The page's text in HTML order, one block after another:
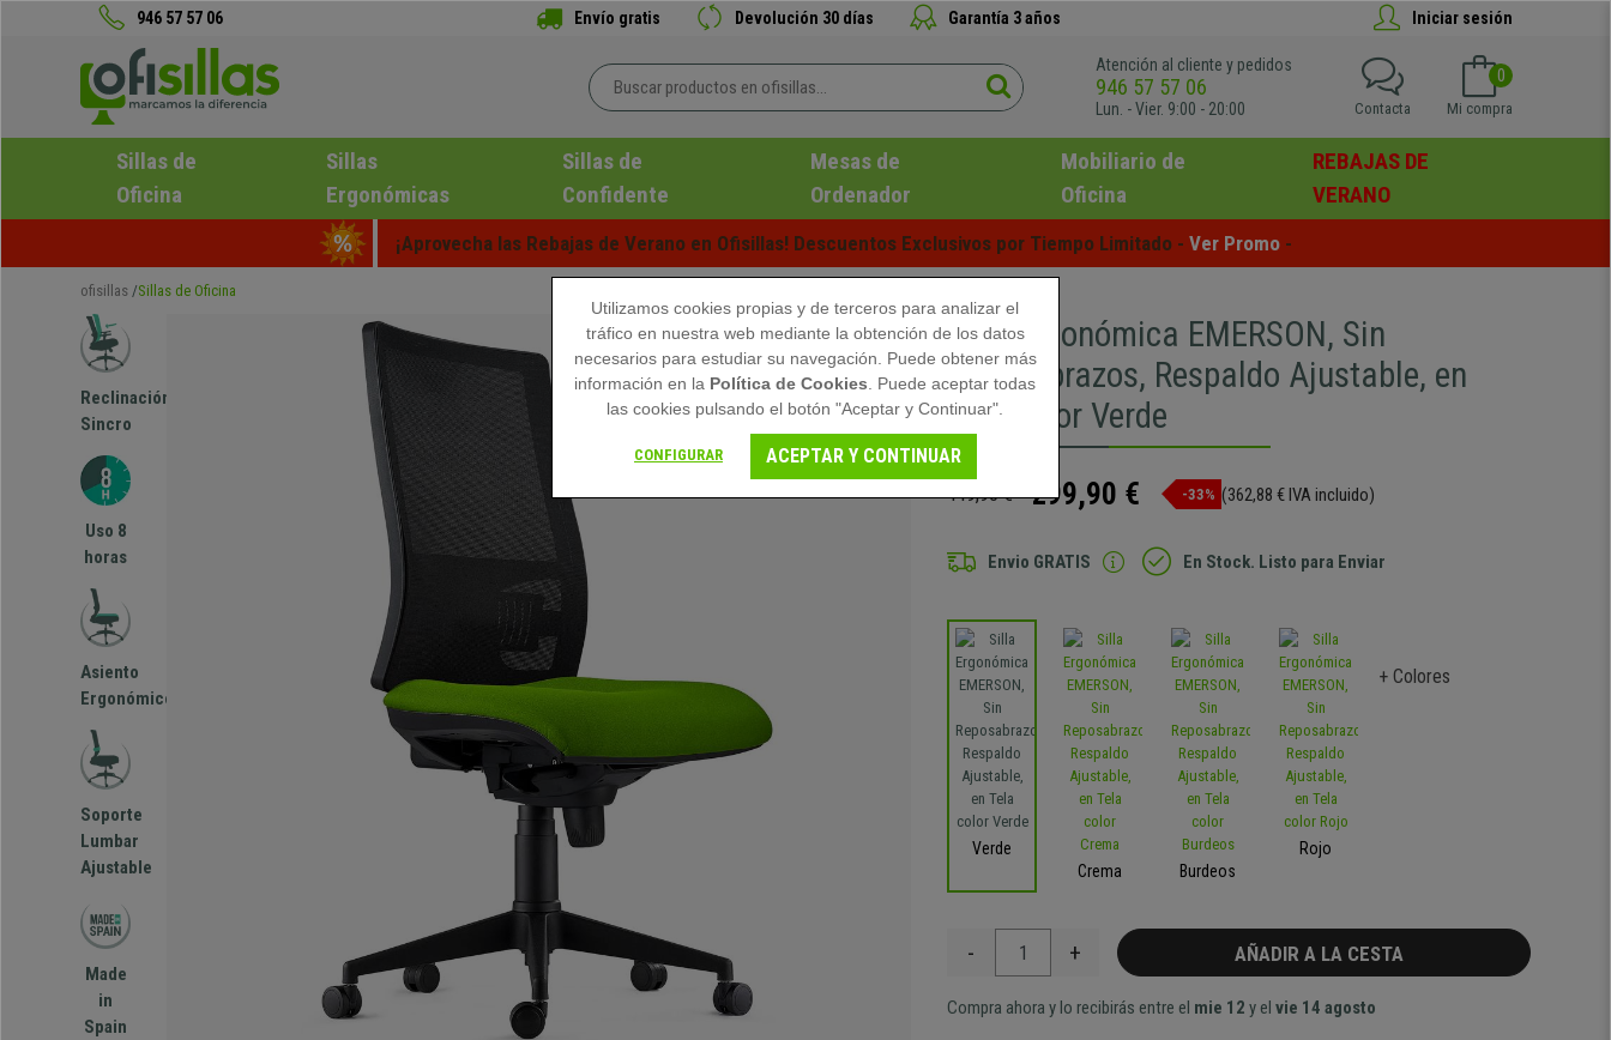
946 57 57 06 Envío gratis Devolución 30 días Garantía 3 años Iniciar sesión
Atención al cliente y pedidos
946 57 57 06
Lun. - Vier. 9:00 - 20:00
0
Mi compra
Contacta
Sillas de
Oficina
Sillas
Ergonómicas
Sillas de
Confidente
Mesas de
Ordenador
Mobiliario de
Oficina
REBAJAS DE
VERANO
¡Aprovecha las Rebajas de Verano en Ofisillas! Descuentos Exclusivos por Tiempo Limitado - Ver Promo -
ofisillas Sillas de Oficina
Reclinación
Sincro
Uso 8
horas
Asiento
Ergonómico
Soporte
Lumbar
Ajustable
Made
in
Spain
Silla Ergonómica EMERSON, Sin
Reposabrazos, Respaldo Ajustable, en
Tela color Verde
449,90 € 299,90 € -33% (362,88 € IVA incluido)
Envio GRATIS En Stock. Listo para Enviar
Verde
Crema
Burdeos
Rojo
+ Colores
- + AÑADIR A LA CESTA
Compra ahora y lo recibirás entre el mie 12 y elvie 14 agosto
Utilizamos cookies propias y de terceros para analizar el
tráfico en nuestra web mediante la obtención de los datos
necesarios para estudiar su navegación. Puede obtener más
información en la Política de Cookies . Puede aceptar todas
las cookies pulsando el botón "Aceptar y Continuar".
CONFIGURAR ACEPTAR Y CONTINUAR